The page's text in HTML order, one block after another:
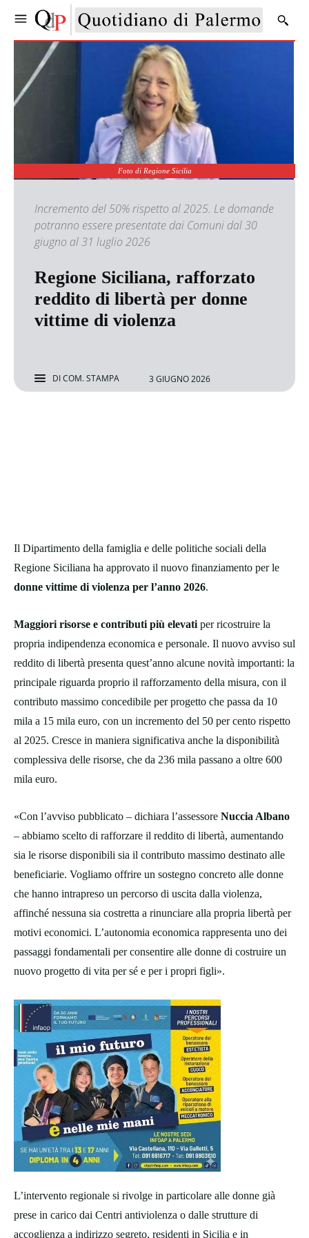
Foto di Regione Sicilia
Incremento del 50% rispetto al 2025. Le domande
potranno essere presentate dai Comuni dal 30
giugno al 31 luglio 2026
Regione Siciliana, rafforzato
reddito di libertà per donne
vittime di violenza
DICOM. STAMPA 3 GIUGNO 2026
Il Dipartimento della famiglia e delle politiche sociali della
Regione Siciliana ha approvato il nuovo finanziamento per le
donne vittime di violenza per l’anno 2026.
Maggiori risorse e contributi più elevati per ricostruire la
propria indipendenza economica e personale. Il nuovo avviso sul
reddito di libertà presenta quest’anno alcune novità importanti: la
principale riguarda proprio il rafforzamento della misura, con il
contributo massimo concedibile per progetto che passa da 10
mila a 15 mila euro, con un incremento del 50 per cento rispetto
al 2025. Cresce in maniera significativa anche la disponibilità
complessiva delle risorse, che da 236 mila passano a oltre 600
mila euro.
«Con l’avviso pubblicato – dichiara l’assessore Nuccia Albano
– abbiamo scelto di rafforzare il reddito di libertà, aumentando
sia le risorse disponibili sia il contributo massimo destinato alle
beneficiarie. Vogliamo offrire un sostegno concreto alle donne
che hanno intrapreso un percorso di uscita dalla violenza,
affinché nessuna sia costretta a rinunciare alla propria libertà per
motivi economici. L’autonomia economica rappresenta uno dei
passaggi fondamentali per consentire alle donne di costruire un
nuovo progetto di vita per sé e per i propri figli».
L’intervento regionale si rivolge in particolare alle donne già
prese in carico dai Centri antiviolenza o dalle strutture di
accoglienza a indirizzo segreto, residenti in Sicilia e in